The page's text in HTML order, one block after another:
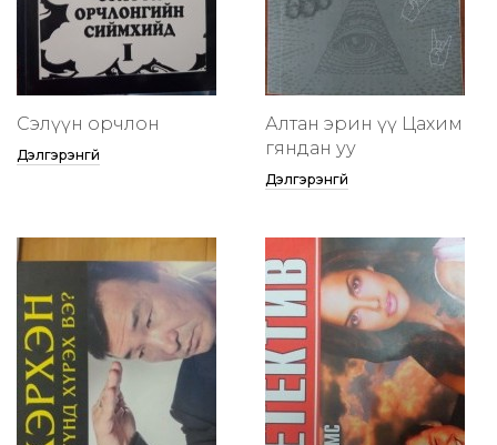
Сэлүүн орчлон
Дэлгэрэнгүй
Алтан эрин үү Цахим
гяндан уу
Дэлгэрэнгүй